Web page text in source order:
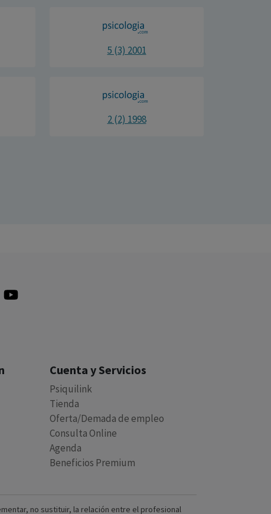
5 (3) 2001
2 (2) 1998
Cuenta y Servicios
Psiquilink
Tienda
Oferta/Demada de empleo
Consulta Online
Agenda
Beneficios Premium
no sustituir, la relación entre el profesional